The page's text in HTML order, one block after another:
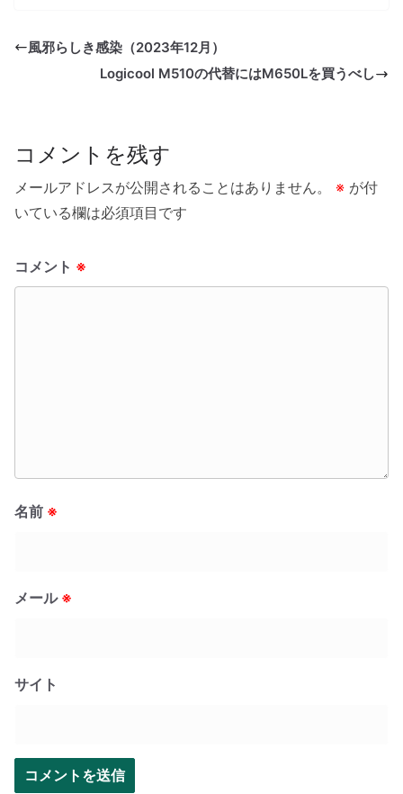
風邪らしき感染（2023年12月）
Logicool M510の代替にはM650Lを買うべし
コメントを残す
メールアドレスが公開されることはありません。 ※ が付
いている欄は必須項目です
コメント ※
名前 ※
メール ※
サイト